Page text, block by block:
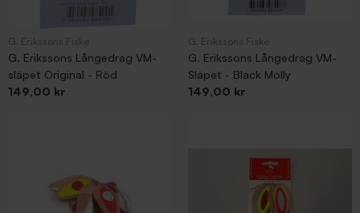
G. Erikssons Långedrag VM-
släpet Original - Röd
Pris
149,00 kr
G. Erikssons Långedrag VM-
Släpet - Black Molly
Pris
149,00 kr